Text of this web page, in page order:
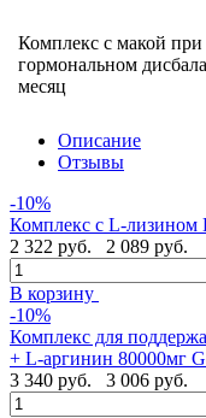
Комплекс с макой при
гормональном
месяц
Описание
Отзывы
-10%
Комплекс с L-лизином
2 322 руб.
2 089 руб.
В корзину
-10%
Комплекс для
+ L-аргинин 80000мг
3 340 руб.
3 006 руб.